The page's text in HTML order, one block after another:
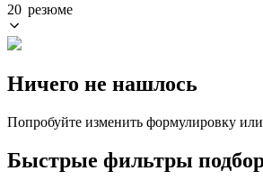
20 резюме
Ничего не нашлось
Попробуйте изменить формулировку
Быстрые фильтры